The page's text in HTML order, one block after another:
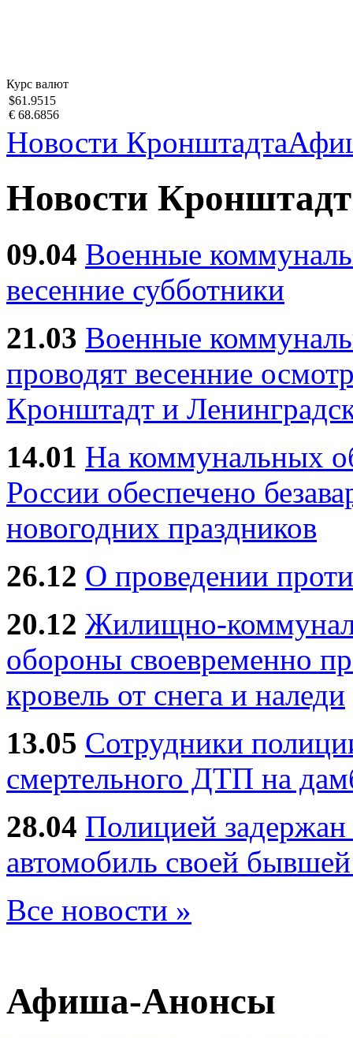
Курс валют
$61.9515
€ 68.6856
Новости Кронштадта
Новости
09.04 Военные
весенние субботники
21.03 Военные
проводят весенние
Кронштадт и
14.01 На коммунальных
России обеспечено
новогодних праздников
26.12 О проведении
20.12 Жилищно-
обороны своевременно
кровель от снега и наледи
13.05 Сотрудники
смертельного ДТП на
28.04 Полицией
автомобиль своей
Все новости »
Афиша-Анонсы